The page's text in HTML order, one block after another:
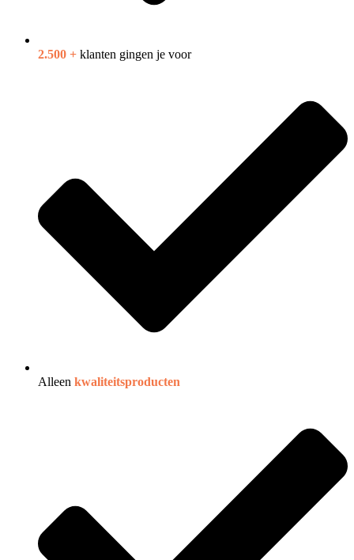
2.500 + klanten gingen je voor
Alleen kwaliteitsproducten